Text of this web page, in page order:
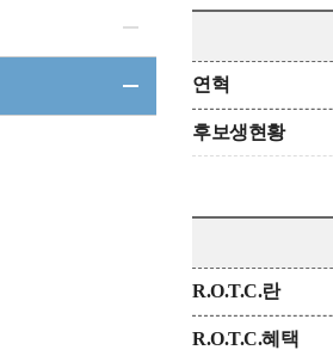
연혁
후보생현황
R.O.T.C.란
R.O.T.C.혜택